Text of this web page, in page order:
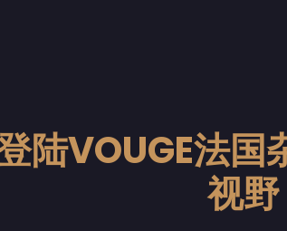
陆VOUGE法国
视野